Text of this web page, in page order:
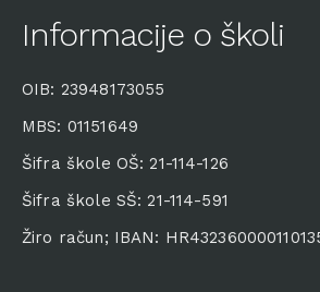
Informacije o školi
OIB: 23948173055
MBS: 01151649
Šifra škole OŠ: 21-114-126
Šifra škole SŠ: 21-114-591
Žiro račun; IBAN: